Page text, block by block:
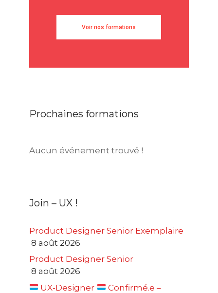
Voir nos formations
Prochaines formations
Aucun événement trouvé !
Join – UX !
Product Designer Senior Exemplaire
8 août 2026
Product Designer Senior
8 août 2026
UX-Designer
Confirmé.e –